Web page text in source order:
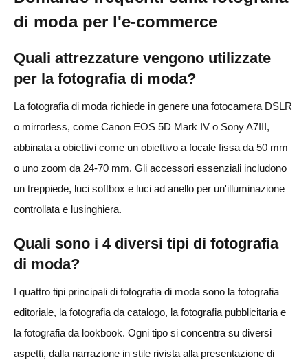
di moda per l'e-commerce
Quali attrezzature vengono utilizzate
per la fotografia di moda?
La fotografia di moda richiede in genere una fotocamera DSLR
o mirrorless, come Canon EOS 5D Mark IV o Sony A7III,
abbinata a obiettivi come un obiettivo a focale fissa da 50 mm
o uno zoom da 24-70 mm. Gli accessori essenziali includono
un treppiede, luci softbox e luci ad anello per un'illuminazione
controllata e lusinghiera.
Quali sono i 4 diversi tipi di fotografia
di moda?
I quattro tipi principali di fotografia di moda sono la fotografia
editoriale, la fotografia da catalogo, la fotografia pubblicitaria e
la fotografia da lookbook. Ogni tipo si concentra su diversi
aspetti, dalla narrazione in stile rivista alla presentazione di